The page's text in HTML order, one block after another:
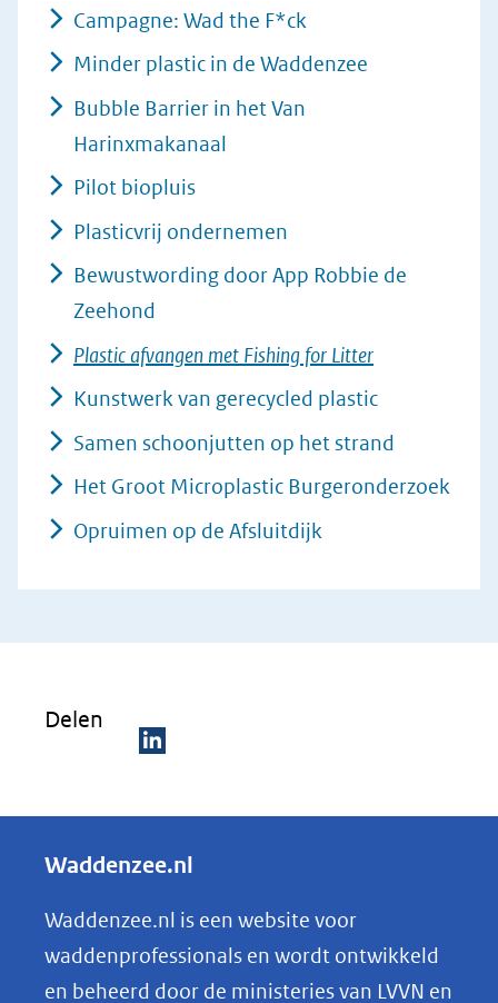
csm_i-
for-
litter_overzichtsfoto_1-
1_960x540_kimo_19a5b3e4c4.jpg)
Campagne: Wad the F*ck
Minder plastic in de Waddenzee
Bubble Barrier in het Van
Harinxmakanaal
Pilot biopluis
Plasticvrij ondernemen
Bewustwording door App Robbie de
Zeehond
Plastic afvangen met Fishing for Litter
Kunstwerk van gerecycled plastic
Samen schoonjutten op het strand
Het Groot Microplastic Burgeronderzoek
Opruimen op de Afsluitdijk
Delen
e
e
n
o
p
Waddenzee.nl
Waddenzee.nl is een website voor
waddenprofessionals en wordt ontwikkeld
en beheerd door de ministeries van LVVN en